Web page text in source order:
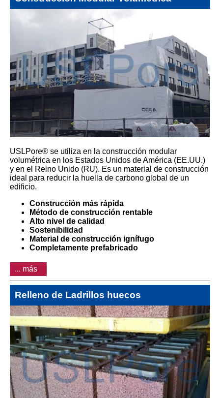
USLPore® se utiliza en la construcción modular
volumétrica en los Estados Unidos de América (EE.UU.)
y en el Reino Unido (RU). Es un material de construcción
ideal para reducir la huella de carbono global de un
edificio.
Construcción más rápida
Método de construcción rentable
Alto nivel de calidad
Sostenibilidad
Material de construcción ignífugo
Completamente prefabricado
... más
Relleno de Ladrillos huecos